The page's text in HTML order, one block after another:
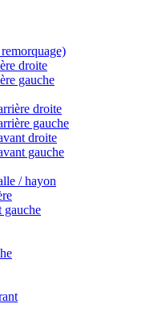
droite
gauche
droite
gauche
droite
gauche
/ hayon
gauche